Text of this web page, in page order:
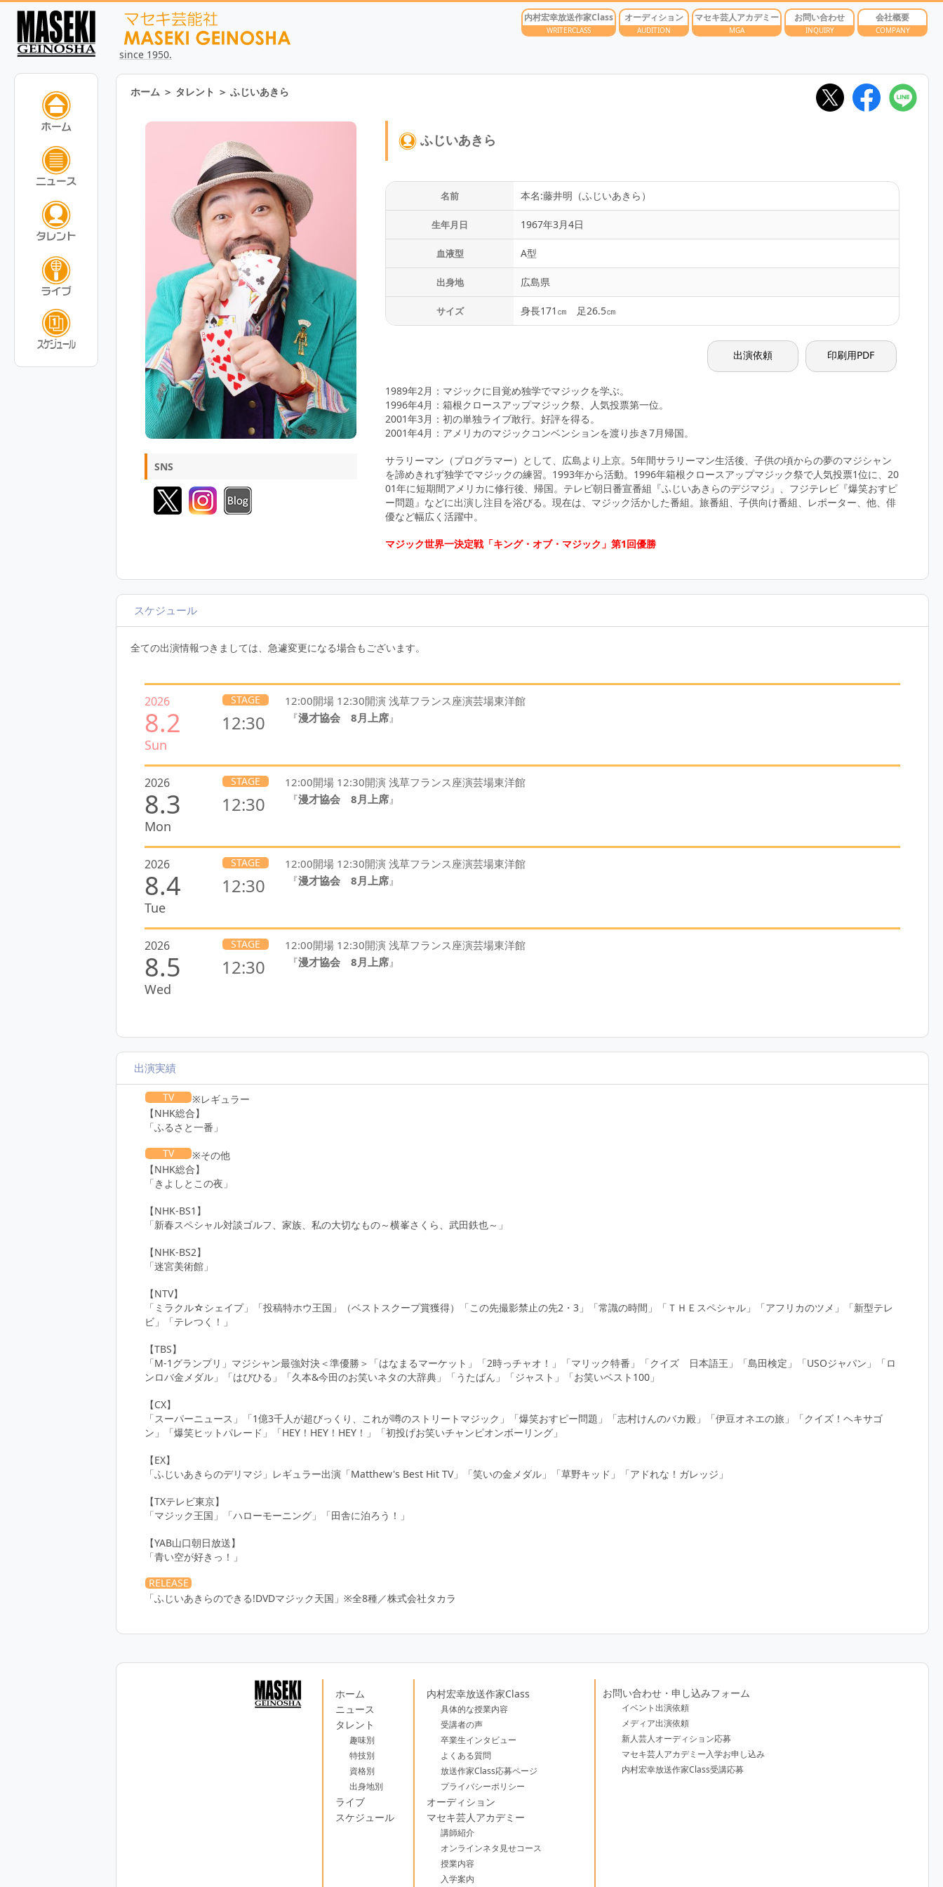
since 1950.
内村宏幸放送作家Class
WRITERCLASS
オーディション
AUDITION
マセキ芸人アカデミー
MGA
お問い合わせ
INQUIRY
会社概要
COMPANY
ホーム ＞ タレント ＞ ふじいあきら
SNS
ふじいあきら
名前 本名:藤井明（ふじいあきら）
生年月日 1967年3月4日
血液型 A型
出身地 広島県
サイズ 身長171㎝ 足26.5㎝
出演依頼 印刷用PDF
1989年2月：マジックに目覚め独学でマジックを学ぶ。
1996年4月：箱根クロースアップマジック祭、人気投票第一位。
2001年3月：初の単独ライブ敢行。好評を得る。
2001年4月：アメリカのマジックコンベンションを渡り歩き7月帰国。
サラリーマン（プログラマー）として、広島より上京。5年間サラリーマン生活後、子供の頃からの夢のマジシャン
を諦めきれず独学でマジックの練習。1993年から活動。1996年箱根クロースアップマジック祭で人気投票1位に、20
01年に短期間アメリカに修行後、帰国。テレビ朝日番宣番組『ふじいあきらのデジマジ』、フジテレビ『爆笑おすピ
ー問題』などに出演し注目を浴びる。現在は、マジック活かした番組。旅番組、子供向け番組、レポーター、他、俳
優など幅広く活躍中。
マジック世界一決定戦「キング・オブ・マジック」第1回優勝
スケジュール
全ての出演情報つきましては、急遽変更になる場合もございます。
2026
8.2
Sun
STAGE
12:30
12:00開場 12:30開演 浅草フランス座演芸場東洋館
『漫才協会 8月上席』
2026
8.3
Mon
STAGE
12:30
12:00開場 12:30開演 浅草フランス座演芸場東洋館
『漫才協会 8月上席』
2026
8.4
Tue
STAGE
12:30
12:00開場 12:30開演 浅草フランス座演芸場東洋館
『漫才協会 8月上席』
2026
8.5
Wed
STAGE
12:30
12:00開場 12:30開演 浅草フランス座演芸場東洋館
『漫才協会 8月上席』
出演実績
TV
※レギュラー
【NHK総合】
「ふるさと一番」
TV
※その他
【NHK総合】
「きよしとこの夜」
【NHK-BS1】
「新春スペシャル対談ゴルフ、家族、私の大切なもの～横峯さくら、武田鉄也～」
【NHK-BS2】
「迷宮美術館」
【NTV】
「ミラクル☆シェイプ」「投稿特ホウ王国」（ベストスクープ賞獲得）「この先撮影禁止の先2・3」「常識の時間」「ＴＨＥスペシャル」「アフリカのツメ」「新型テレ
ビ」「テレつく！」
【TBS】
「M-1グランプリ」マジシャン最強対決＜準優勝＞「はなまるマーケット」「2時っチャオ！」「マリック特番」「クイズ 日本語王」「島田検定」「USOジャパン」「ロ
ンロバ金メダル」「はぴひる」「久本&今田のお笑いネタの大辞典」「うたばん」「ジャスト」「お笑いベスト100」
【CX】
「スーパーニュース」「1億3千人が超びっくり、これが噂のストリートマジック」「爆笑おすピー問題」「志村けんのバカ殿」「伊豆オネエの旅」「クイズ！ヘキサゴ
ン」「爆笑ヒットパレード」「HEY！HEY！HEY！」「初投げお笑いチャンピオンボーリング」
【EX】
「ふじいあきらのデリマジ」レギュラー出演「Matthew's Best Hit TV」「笑いの金メダル」「草野キッド」「アドれな！ガレッジ」
【TXテレビ東京】
「マジック王国」「ハローモーニング」「田舎に泊ろう！」
【YAB山口朝日放送】
「青い空が好きっ！」
RELEASE
「ふじいあきらのできる!DVDマジック天国」※全8種／株式会社タカラ
ホーム
ニュース
タレント
趣味別
特技別
資格別
出身地別
ライブ
スケジュール
内村宏幸放送作家Class
具体的な授業内容
受講者の声
卒業生インタビュー
よくある質問
放送作家Class応募ページ
プライバシーポリシー
オーディション
マセキ芸人アカデミー
講師紹介
オンラインネタ見せコース
授業内容
入学案内
お問い合わせ・申し込みフォーム
イベント出演依頼
メディア出演依頼
新人芸人オーディション応募
マセキ芸人アカデミー入学お申し込み
内村宏幸放送作家Class受講応募